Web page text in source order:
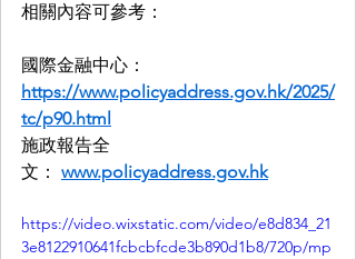
相關內容可參考：
國際金融中心：
https://www.policyaddress.gov.hk/2025/
tc/p90.html
施政報告全
文： www.policyaddress.gov.hk
https://video.wixstatic.com/video/e8d834_21
3e8122910641fcbcbfcde3b890d1b8/720p/mp